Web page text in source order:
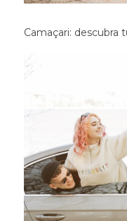
Camaçari: descubra